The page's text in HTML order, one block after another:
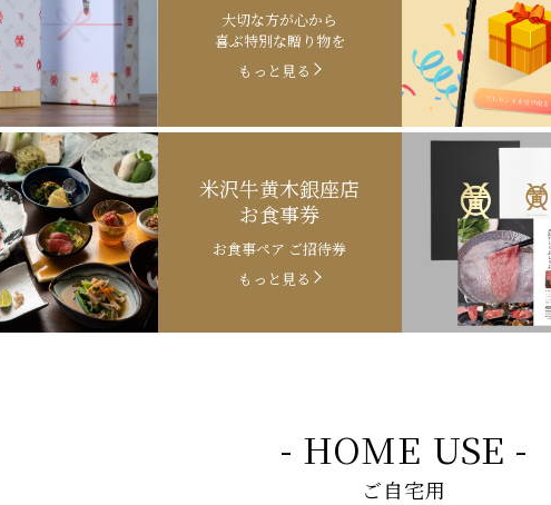
大切な方が心から
喜ぶ特別な贈り物を
もっと見る
米沢牛黄木銀座店
お食事券
お食事ペア ご招待券
もっと見る
- HOME USE -
ご自宅用